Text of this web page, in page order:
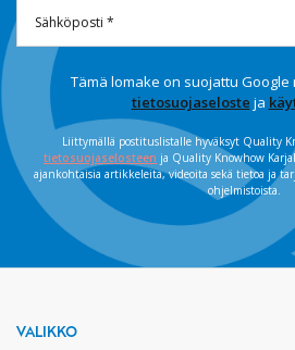
Tämä lomake on suojattu Google
tietosuojaseloste ja
Liittymällä postituslistalle hyväksyt Quality
tietosuojaselosteen ja Quality Knowhow
ajankohtaisia artikkeleita, videoita sekä tietoa ja
ohjelmistoista.
VALIKKO